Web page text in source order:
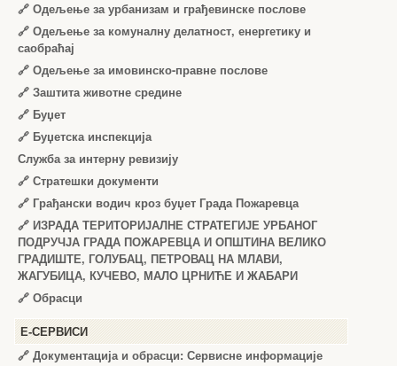
🔗 Одељење за урбанизам и грађевинске послове
🔗 Одељење за комуналну делатност, енергетику и
саобраћај
🔗 Одељење за имовинско-правне послове
🔗 Заштита животне средине
🔗 Буџет
🔗 Буџетска инспекција
Служба за интерну ревизију
🔗 Стратешки документи
🔗 Грађански водич кроз буџет Града Пожаревца
🔗 ИЗРАДА ТЕРИТОРИЈАЛНЕ СТРАТЕГИЈЕ УРБАНОГ
ПОДРУЧЈА ГРАДА ПОЖАРЕВЦА И ОПШТИНА ВЕЛИКО
ГРАДИШТЕ, ГОЛУБАЦ, ПЕТРОВАЦ НА МЛАВИ,
ЖАГУБИЦА, КУЧЕВО, МАЛО ЦРНИЋЕ И ЖАБАРИ
🔗 Обрасци
Е-СЕРВИСИ
🔗 Документација и обрасци: Сервисне информације